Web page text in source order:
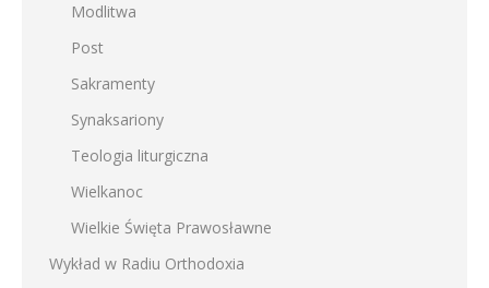
Modlitwa
Post
Sakramenty
Synaksariony
Teologia liturgiczna
Wielkanoc
Wielkie Święta Prawosławne
Wykład w Radiu Orthodoxia